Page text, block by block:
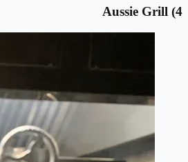
4)
Aussie Grill